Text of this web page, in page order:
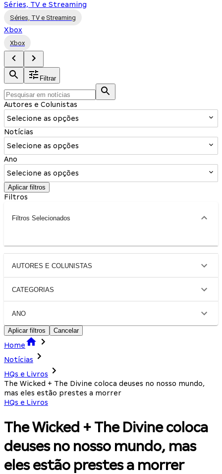
Séries, TV e Streaming
Séries, TV e Streaming
Xbox
Xbox
Filtrar
Autores e Colunistas
Selecione as opções
Notícias
Selecione as opções
Ano
Selecione as opções
Aplicar filtros
Filtros
Filtros Selecionados
AUTORES E COLUNISTAS
CATEGORIAS
ANO
Aplicar filtros Cancelar
Home
Notícias
HQs e Livros
The Wicked + The Divine coloca deuses no nosso mundo,
mas eles estão prestes a morrer
HQs e Livros
The Wicked + The Divine coloca
deuses no nosso mundo, mas
eles estão prestes a morrer